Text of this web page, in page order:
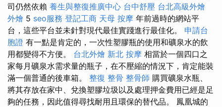
司仍然依賴 養生與整復推廣中心 台中舒壓 台北高級外燴
外燴 5 seo服務 登記工商 天母 按摩 年前過時的網站平
台，這些平台並未針對現代最佳實踐進行最佳化。 申請台
胞證 有一點是肯定的，一次性塑膠瓶的使用和礦泉水的飲
用都變得不方便。 台北外燴 新北 按摩 相當於一個四口之
家每月礦泉水需求量的瓶子，在不壓縮的情況下，肯定能裝
滿一個普通的後車箱。 整復 整骨 整骨師 購買礦泉水瓶、
將其存放在家中、兌換塑膠垃圾以及處理押金費用已經是足
夠的任務，因此值得尋找耐用且環保的替代品。 鳳凰城的